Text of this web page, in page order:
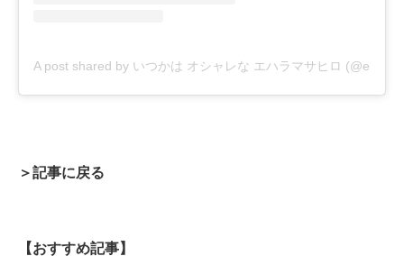
A post shared by いつかは オシャレな エハラマサヒロ
＞記事に戻る
【おすすめ記事】